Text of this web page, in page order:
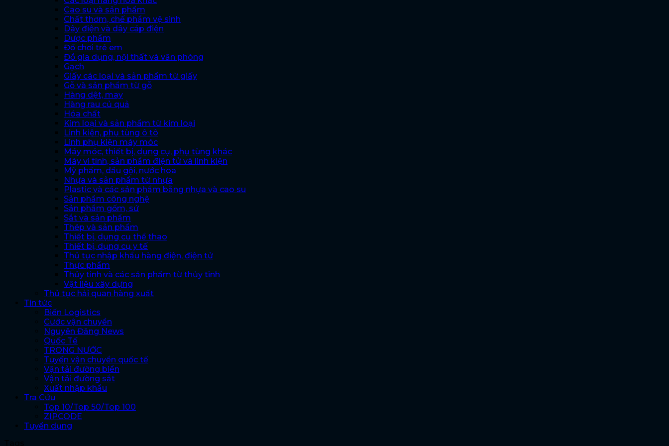
Cao su và sản phẩm
Chất thơm, chế phẩm vệ sinh
Dây điện và dây cáp điện
Dược phẩm
Đồ chơi trẻ em
Đồ gia dụng, nội thất và văn phòng
Gạch
Giấy các loại và sản phẩm từ giấy
Gỗ và sản phẩm từ gỗ
Hàng dệt, may
Hàng rau củ quả
Hóa chất
Kim loại và sản phẩm từ kim loại
Linh kiện, phụ tùng ô tô
Linh phụ kiện máy móc
Máy móc, thiết bị, dụng cụ, phụ tùng khác
Máy vi tính, sản phẩm điện tử và linh kiện
Mỹ phẩm, dầu gội, nước hoa
Nhựa và sản phẩm từ nhựa
Plastic và các sản phẩm bằng nhựa và cao su
Sản phẩm công nghệ
Sản phẩm gốm, sứ
Sắt và sản phẩm
Thép và sản phẩm
Thiết bị, dụng cụ thể thao
Thiết bị, dụng cụ y tế
Thủ tục nhập khẩu hàng điện, điện tử
Thực phẩm
Thủy tinh và các sản phẩm từ thủy tinh
Vật liệu xây dựng
Thủ tục hải quan hàng xuất
Tin tức
Biến Logistics
Cước vận chuyển
Nguyên Đăng News
Quốc Tế
TRONG NƯỚC
Tuyến vận chuyển quốc tế
Vận tải đường biển
Vận tải đường sắt
Xuất nhập khẩu
Tra Cứu
Top 10/Top 50/Top 100
ZIPCODE
Tuyển dụng